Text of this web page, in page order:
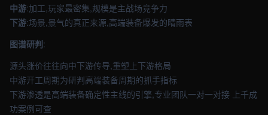
中游:加工,玩家最密集,规模是主战场竞争力
下游:场景,景气的真正来源,高端装备爆发的晴雨表
图谱研判:
源头涨价往往向中下游传导,重塑上下游格局
中游开工周期为研判高端装备周期的抓手指标
下游渗透是高端装备确定性主线的引擎,专业团队一对一对接 上千成
功案例可查